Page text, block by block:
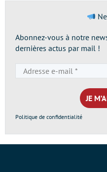
Abonnez-vous à notre
dernières actus par mail !
Politique de confidentialité